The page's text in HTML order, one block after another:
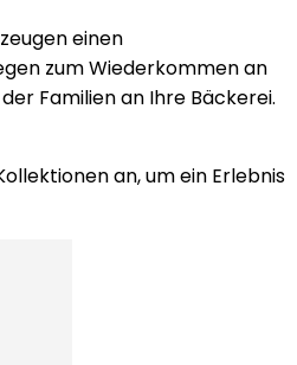
einen
zum Wiederkommen an
Familien an Ihre Bäckerei.
an, um ein Erlebnis